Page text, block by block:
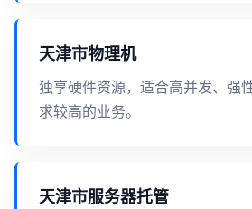
天津市物理机
独享硬件资源，适合高并发、强
求较高的业务。
天津市服务器托管